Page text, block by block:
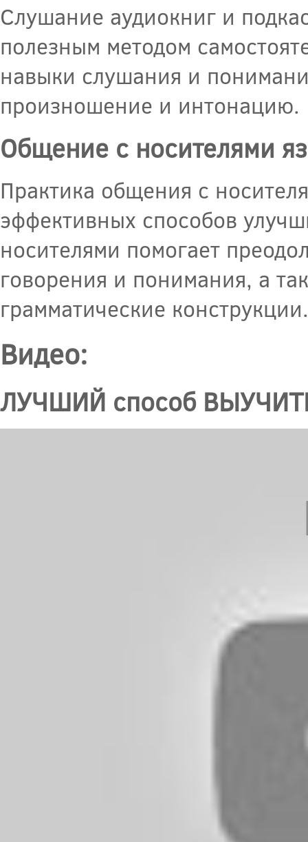
Слушание аудиокниг и
полезным методом
навыки слушания и
произношение и интонацию.
Общение с носителями
Практика общения с
эффективных способов
носителями помогает
говорения и понимания, а
грамматические конструкции.
Видео:
ЛУЧШИЙ способ